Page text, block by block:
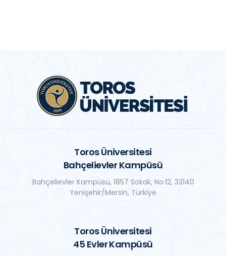
Toros Üniversitesi
Bahçelievler Kampüsü
Bahçelievler Kampüsü, 1857 Sokak, No:12, 33140
Yenişehir/Mersin, Türkiye
Toros Üniversitesi
45 Evler Kampüsü